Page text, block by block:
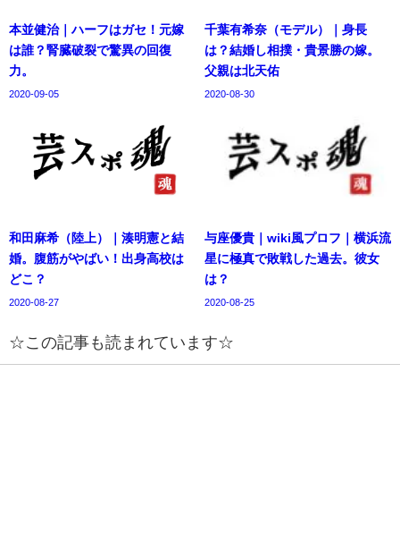
本並健治｜ハーフはガセ！元嫁
は誰？腎臓破裂で驚異の回復
力。
2020-09-05
千葉有希奈（モデル）｜身長
は？結婚し相撲・貴景勝の嫁。
父親は北天佑
2020-08-30
和田麻希（陸上）｜湊明憲と結
婚。腹筋がやばい！出身高校は
どこ？
2020-08-27
与座優貴｜wiki風プロフ｜横浜流
星に極真で敗戦した過去。彼女
は？
2020-08-25
☆この記事も読まれています☆